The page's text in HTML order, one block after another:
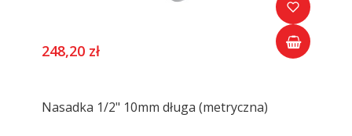
248,20 zł
Nasadka 1/2" 10mm długa (metryczna)